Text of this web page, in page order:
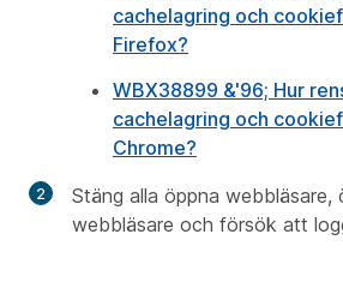
cachelagring och
Firefox?
WBX38899 &'96; Hur
cachelagring och
Chrome?
Stäng alla öppna webbläsare,
webbläsare och försök att